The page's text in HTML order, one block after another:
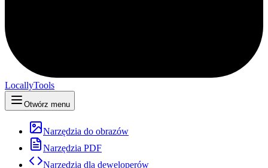
LocallyTools
Otwórz menu
Narzędzia do obrazów
Narzędzia PDF
Narzędzia dla deweloperów